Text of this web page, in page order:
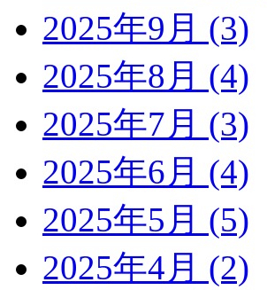
2025年9月 (3)
2025年8月 (4)
2025年7月 (3)
2025年6月 (4)
2025年5月 (5)
2025年4月 (2)